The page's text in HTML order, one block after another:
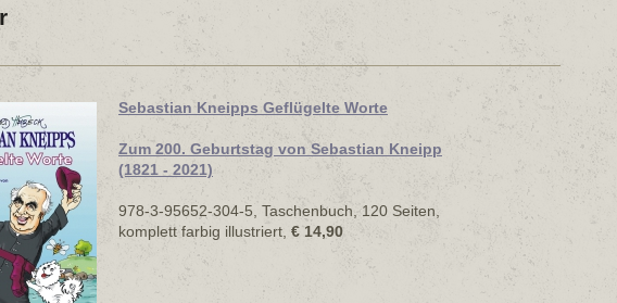
Sebastian Kneipps Geflügelte Worte
Zum 200. Geburtstag von Sebastian Kneipp
(1821 - 2021)
978-3-95652-304-5, Taschenbuch, 120 Seiten,
komplett farbig illustriert, € 14,90